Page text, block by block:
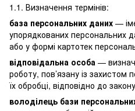
1.1. Визначення термінів:
база персональних даних —
упорядкованих персональних
або у формі картотек
відповідальна особа —
роботу, пов’язану із захистом
їх обробці, відповідно до
володілець бази